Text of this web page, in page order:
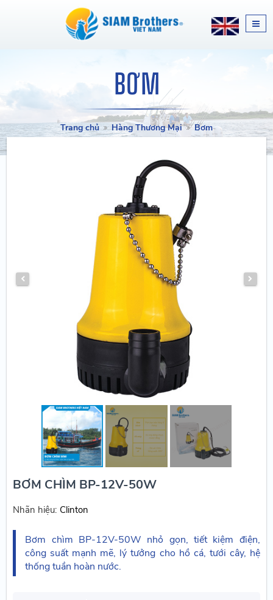
BƠM
Trang chủ Hàng Thương Mại Bơm
BƠM CHÌM BP-12V-50W
Nhãn hiệu: Clinton
Bơm chìm BP-12V-50W nhỏ gọn, tiết kiệm điện,
công suất mạnh mẽ, lý tưởng cho hồ cá, tưới cây, hệ
thống tuần hoàn nước.